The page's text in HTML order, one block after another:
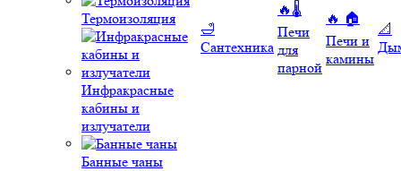
Термоизоляция
Инфракрасные
кабины и
излучатели
Банные чаны
🛁
Сантехника
🔥🌡️
Печи
для
парной
🔥 🏠
Печи и
камины
📐